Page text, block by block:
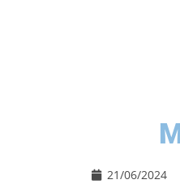
21/06/2024